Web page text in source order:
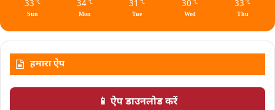
33 ℃
Sun
34 ℃
Mon
31 ℃
Tue
30 ℃
Wed
33 ℃
Thu
हमारा ऐप
📱 ऐप डाउनलोड करें